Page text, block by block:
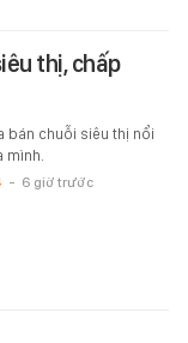
thị, chấp
bán chuỗi siêu thị nổi
mình.
- 6 giờ trước